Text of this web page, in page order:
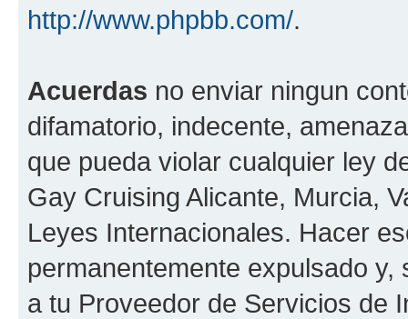
http://www.phpbb.com/.
Acuerdas no enviar ningun
difamatorio, indecente,
que pueda violar cualquier ley
Gay Cruising Alicante, Murcia,
Leyes Internacionales. Hacer
permanentemente expulsado
a tu Proveedor de Servicios de